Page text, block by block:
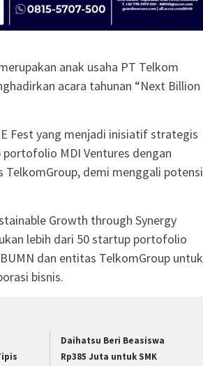
anak usaha PT Telkom
acara tahunan “Next Billion
Fest yang menjadi inisiatif strategis
MDI Ventures dengan
TelkomGroup, demi menggali potensi
Growth through Synergy
lebih dari 50 startup portofolio
dan entitas TelkomGroup untuk
bisnis.
Daihatsu Beri Beasiswa
Rp385 Juta untuk SMK